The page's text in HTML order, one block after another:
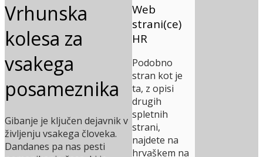
Web
strani(ce)
HR
Podobno
stran kot je
ta, z opisi
drugih
spletnih
strani,
najdete na
hrvaškem na
Vrhunska
kolesa za
vsakega
posameznika
Gibanje je ključen dejavnik v
življenju vsakega človeka.
Dandanes pa nas pesti